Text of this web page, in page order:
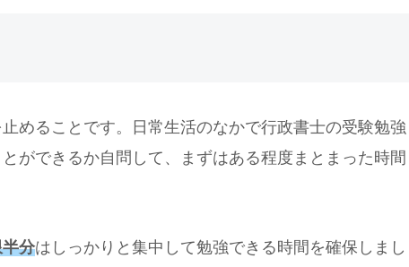
めることです。日常生活のなかで行政書士の受験勉強
ができるか自問して、まずはある程度まとまった時間
分はしっかりと集中して勉強できる時間を確保しまし